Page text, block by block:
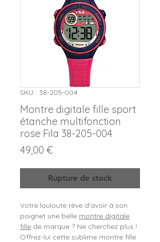
SKU : 38-205-004
Montre digitale fille sport
étanche multifonction
rose Fila 38-205-004
49,00 €Prix
Rupture de stock
Votre louloute rêve d'avoir à son
poignet une belle montre digitale
fille de marque ? Ne cherchez plus !
Offrez-lui cette sublime montre fille